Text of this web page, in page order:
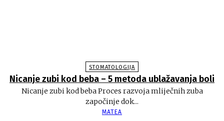
STOMATOLOGIJA
Nicanje zubi kod beba – 5 metoda ublažavanja boli
Nicanje zubi kod beba Proces razvoja mliječnih zuba
započinje dok...
MATEA